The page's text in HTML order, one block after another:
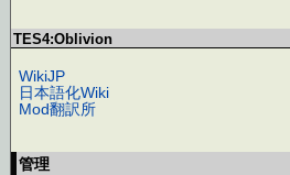
TES4:Oblivion
WikiJP
日本語化Wiki
Mod翻訳所
管理